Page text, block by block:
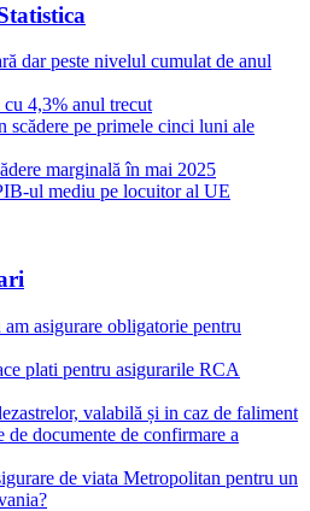
dar peste nivelul cumulat de anul
4,3% anul trecut
scădere pe primele cinci luni ale
marginală în mai 2025
ul mediu pe locuitor al UE
asigurare obligatorie pentru
plati pentru asigurarile RCA
valabilă și in caz de faliment
documente de confirmare a
de viata Metropolitan pentru un